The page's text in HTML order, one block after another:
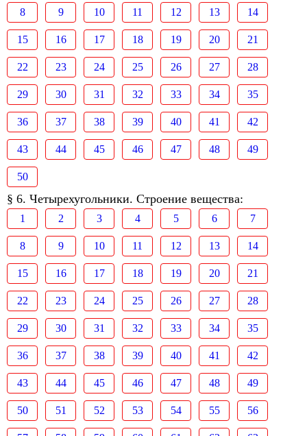
8 9 10 11 12 13 14
15 16 17 18 19 20 21
22 23 24 25 26 27 28
29 30 31 32 33 34 35
36 37 38 39 40 41 42
43 44 45 46 47 48 49
50
§ 6. Четырехугольники. Строение вещества:
1 2 3 4 5 6 7
8 9 10 11 12 13 14
15 16 17 18 19 20 21
22 23 24 25 26 27 28
29 30 31 32 33 34 35
36 37 38 39 40 41 42
43 44 45 46 47 48 49
50 51 52 53 54 55 56